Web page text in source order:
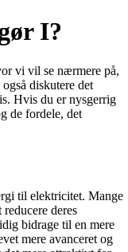
I?
vi vil se nærmere på,
diskutere det
Hvis du er nysgerrig
de fordele, det
til elektricitet. Mange
deres
bidrage til en mere
mere avanceret og